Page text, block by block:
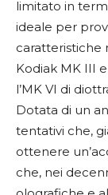
limitato in
ideale per
caratteristiche
Kodiak MK III
l’MK VI di
Dotata di un
tentativi che,
ottenere
che, nei